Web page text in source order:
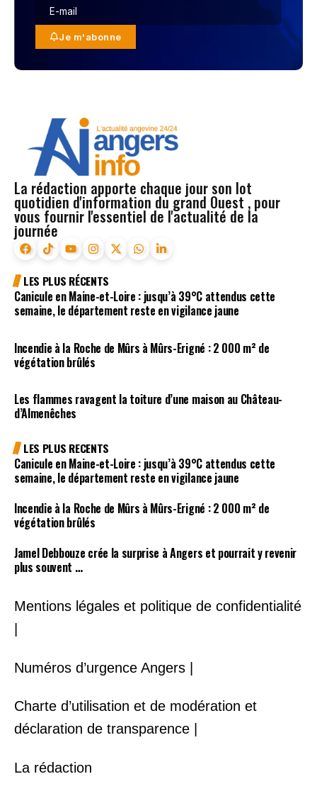
Je m'abonne
La rédaction apporte chaque jour son lot
quotidien d'information du grand Ouest , pour
vous fournir l'essentiel de l'actualité de la
journée
LES PLUS RÉCENTS
Canicule en Maine-et-Loire : jusqu’à 39°C attendus cette
semaine, le département reste en vigilance jaune
Incendie à la Roche de Mûrs à Mûrs-Erigné : 2 000 m² de
végétation brûlés
Les flammes ravagent la toiture d’une maison au Château-
d’Almenêches
LES PLUS RECENTS
Canicule en Maine-et-Loire : jusqu’à 39°C attendus cette
semaine, le département reste en vigilance jaune
Incendie à la Roche de Mûrs à Mûrs-Erigné : 2 000 m² de
végétation brûlés
Jamel Debbouze crée la surprise à Angers et pourrait y revenir
plus souvent …
Mentions légales et politique de confidentialité
Numéros d’urgence Angers |
Charte d’utilisation et de modération et
déclaration de transparence |
La rédaction